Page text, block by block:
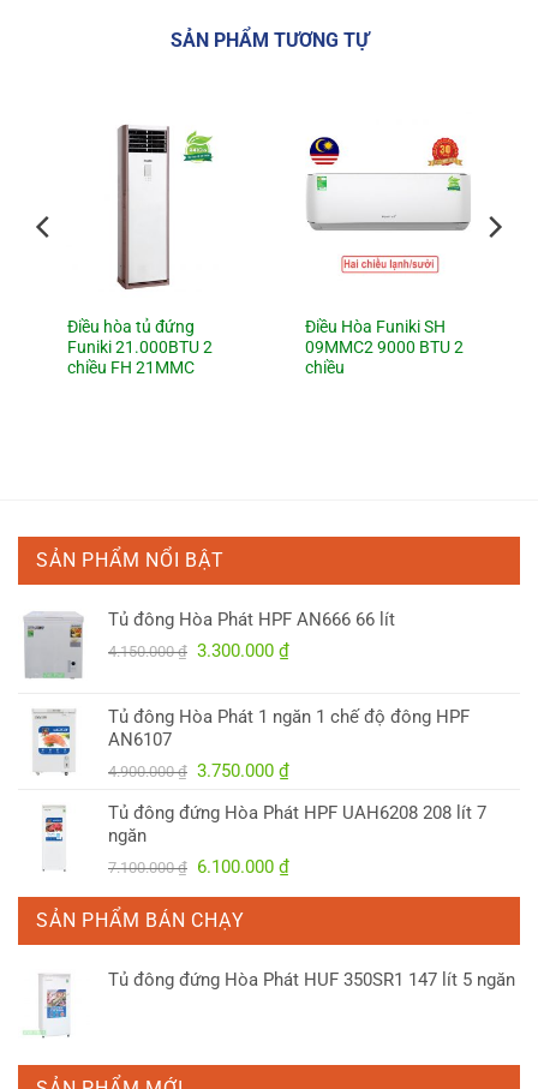
SẢN PHẨM TƯƠNG TỰ
Điều hòa tủ đứng
Funiki 21.000BTU 2
chiều FH 21MMC
Điều Hòa Funiki SH
09MMC2 9000 BTU 2
chiều
SẢN PHẨM NỔI BẬT
Tủ đông Hòa Phát HPF AN666 66 lít
4.150.000₫ Giá
4.150.000 ₫.
3.300.000 ₫Giá
là:
Tủ đông Hòa Phát 1 ngăn 1 chế độ đông HPF
AN6107
4.900.000₫ Giá
là:
3.750.000 ₫Giá
tại
3.750.000 ₫.
Tủ đông đứng Hòa Phát HPF UAH6208 208 lít 7
ngăn
7.100.000₫ Giá
là:
7.100.000 ₫.
6.100.000 ₫Giá
là:
SẢN PHẨM BÁN CHẠY
Tủ đông đứng Hòa Phát HUF 350SR1 147 lít 5 ngăn